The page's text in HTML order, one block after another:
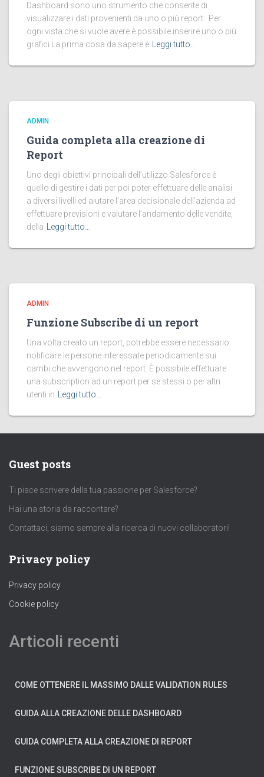
Dashboard sono uno strumento che consente di
visualizzare i dati provenienti da uno o più report. Per
ogni vista che si vuole avere è possibile inserire uno o più
grafici.La prima cosa da sapere è
Leggi tutto…
ADMIN
Guida completa alla creazione di
Report
Uno degli obiettivi principali dell’utilizzo Salesforce è
quello di gestire i dati per poi poter effettuare delle analisi
a diversi livelli ed aiutare l’area decisionale dell’azienda ad
effettuare previsioni e valutare l’andamento delle vendite,
della
Leggi tutto…
ADMIN
Funzione Subscribe di un report
Una volta creato un report, potrebbe essere necessario
notificare le persone interessate periodicamente sui
cambi che avvengono nel report. È possibile effettuare
una subscription ad un report per se stessi o per altri
utenti in
Leggi tutto…
Guest posts
Ti piace scrivere della tua passione per Salesforce?
Hai una storia da raccontare?
Contattaci, siamo sempre alla ricerca di nuovi collaboratori!
Privacy policy
Privacy policy
Cookie policy
Articoli recenti
COME OTTENERE IL MASSIMO DALLE VALIDATION RULES
GUIDA ALLA CREAZIONE DELLE DASHBOARD
GUIDA COMPLETA ALLA CREAZIONE DI REPORT
FUNZIONE SUBSCRIBE DI UN REPORT